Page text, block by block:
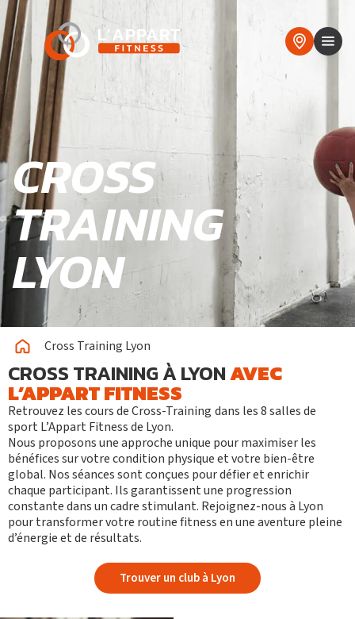
CROSS
TRAINING
LYON
Cross Training Lyon
CROSS TRAINING À LYONAVEC
L’APPART FITNESS
Retrouvez les cours de Cross-Training dans les 8 salles de
sport L’Appart Fitness de Lyon.
Nous proposons une approche unique pour maximiser les
bénéfices sur votre condition physique et votre bien-être
global. Nos séances sont conçues pour défier et enrichir
chaque participant. Ils garantissent une progression
constante dans un cadre stimulant. Rejoignez-nous à Lyon
pour transformer votre routine fitness en une aventure pleine
d’énergie et de résultats.
Trouver un club à Lyon